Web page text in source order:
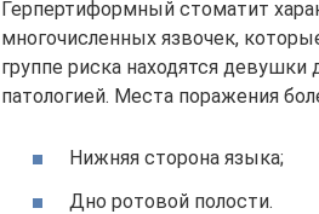
Герпертиформный стоматит
многочисленных язвочек,
группе риска находятся
патологией. Места поражения
Нижняя сторона языка;
Дно ротовой полости.